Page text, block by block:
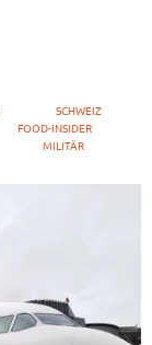
SCHWEIZ
FOOD-INSIDER
MILITÄR